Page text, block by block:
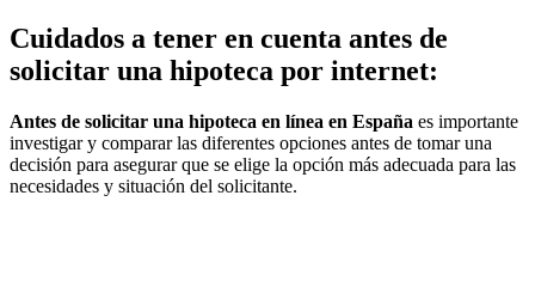
Cuidados a tener en cuenta antes de
solicitar una hipoteca por internet:
Antes de solicitar una hipoteca en línea en España es importante
investigar y comparar las diferentes opciones antes de tomar una
decisión para asegurar que se elige la opción más adecuada para las
necesidades y situación del solicitante.